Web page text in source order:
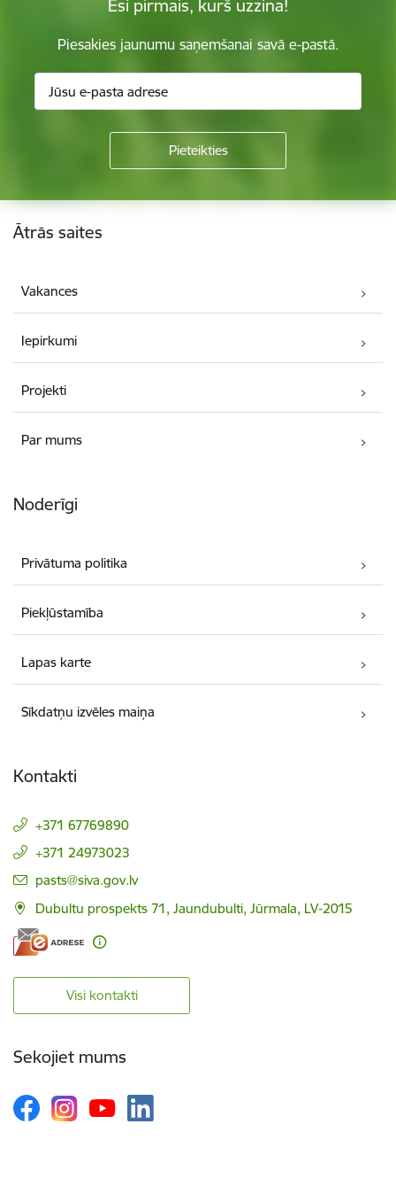
Esi pirmais, kurš uzzina!
Piesakies jaunumu saņemšanai savā e-pastā.
Kājene
Ātrās saites
Vakances
Iepirkumi
Projekti
Par mums
Noderīgi
Privātuma politika
Piekļūstamība
Lapas karte
Sīkdatņu izvēles maiņa
Kontakti
+371 67769890
+371 24973023
E-pasts:
pasts@siva.gov.lv
Dubultu prospekts 71, Jaundubulti, Jūrmala, LV-2015
Visi kontakti
Sekojiet mums